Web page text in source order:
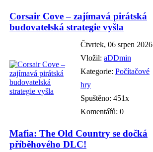
Corsair Cove – zajímavá pirátská
budovatelská strategie vyšla
Čtvrtek, 06 srpen 2026
Vložil: aDDmin
Kategorie: Počítačové
hry
Spuštěno: 451x
Komentářů: 0
Mafia: The Old Country se dočká
příběhového DLC!